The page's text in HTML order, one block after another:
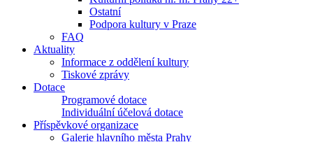
Ostatní
Podpora kultury v Praze
FAQ
Aktuality
Informace z oddělení kultury
Tiskové zprávy
Dotace
Programové dotace
Individuální účelová dotace
Příspěvkové organizace
Galerie hlavního města Prahy